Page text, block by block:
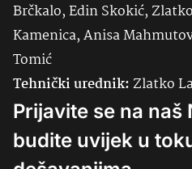
Brčkalo, Edin Skokić,
Kamenica, Anisa
Tomić
Tehnički urednik:Zlatko
Prijavite se na naš
budite uvijek u